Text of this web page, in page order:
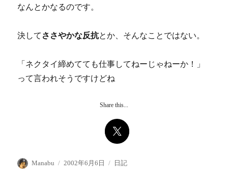
なんとかなるのです。
決して ささやかな反抗とか、そんなことではない。
「ネクタイ締めてても仕事してねーじゃねーか！」
って言われそうですけどね
Share this...
投
Manabu
投
2002年6月6日
カ
日記